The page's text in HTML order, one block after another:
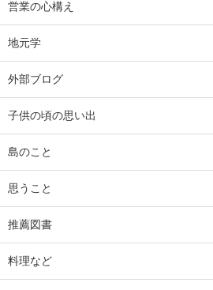
営業の心構え
地元学
外部ブログ
子供の頃の思い出
島のこと
思うこと
推薦図書
料理など